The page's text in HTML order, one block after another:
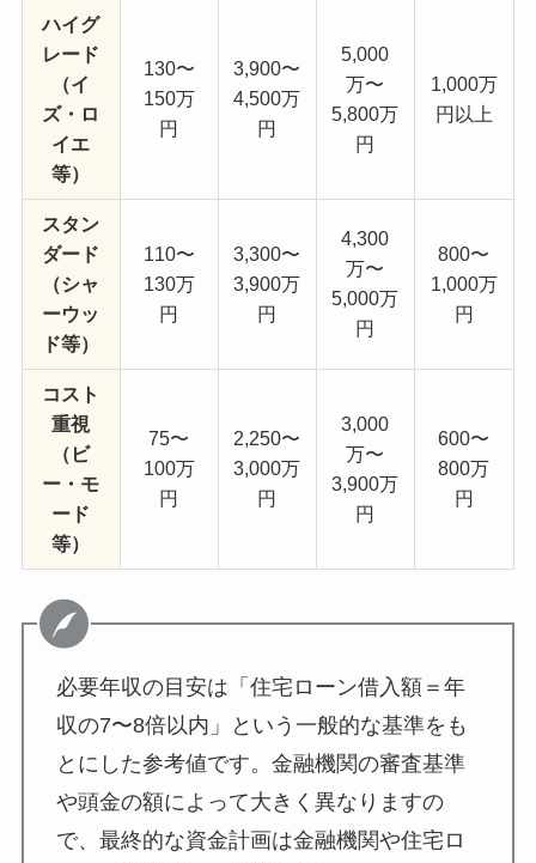
ハイグ
レード
（イ
ズ・ロ
イエ
等）
130〜
150万
円
3,900〜
4,500万
円
5,000
万〜
5,800万
円
1,000万
円以上
スタン
ダード
（シャ
ーウッ
ド等）
110〜
130万
円
3,300〜
3,900万
円
4,300
万〜
5,000万
円
800〜
1,000万
円
コスト
重視
（ビ
ー・モ
ード
等）
75〜
100万
円
2,250〜
3,000万
円
3,000
万〜
3,900万
円
600〜
800万
円
必要年収の目安は「住宅ローン借入額＝年
収の7〜8倍以内」という一般的な基準をも
とにした参考値です。金融機関の審査基準
や頭金の額によって大きく異なりますの
で、最終的な資金計画は金融機関や住宅ロ